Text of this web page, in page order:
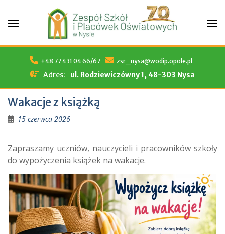
Skip
+48 77 431 04 66/67 zsr_nysa@wodip.opole.pl
Adres: ul. Rodziewiczówny 1, 48-303 Nysa
Wakacje z książką
15 czerwca 2026
Zapraszamy uczniów, nauczycieli i pracowników szkoły
do wypożyczenia książek na wakacje.